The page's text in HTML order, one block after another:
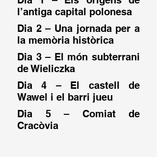
l’antiga capital polonesa
Dia 2 – Una jornada per a
la memòria històrica
Dia 3 – El món subterrani
de Wieliczka
Dia 4 – El castell de
Wawel i el barri jueu
Dia 5 – Comiat de
Cracòvia